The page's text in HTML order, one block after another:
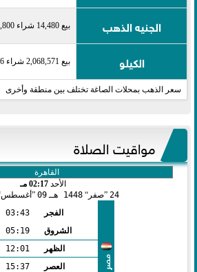
الجنيه الذهب بيع 14,480 شراء 14,800
الكيلو بيع 2,068,571 شراء 2,114,286
سعر الذهب بمحلات الصاغة تختلف بين منطقة وأخرى
مواقيت الصلاة
الأحد02:17 مـ
24 صفر 1448 هـ 09 أغسطس
مصر
الفجر
03:43
الشروق
05:19
الظهر
12:01
العصر
15:37